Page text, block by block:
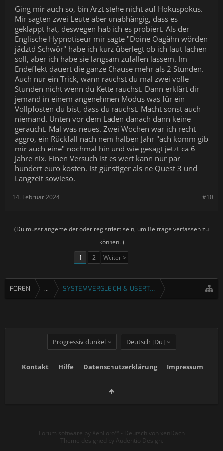
Ging mir auch so, bin Arzt stehe nicht auf Hokuspokus.
Mir sagten zwei Leute aber unabhängig, dass es
geklappt hat, deswegen hab ich es probiert. Als der
Englische Hypnotiseur mir sagte "Doine Oagähn wörden
jädztd Schwör" habe ich kurz überlegt ob ich laut lachen
soll, aber ich habe sie langsam zufallen lassem. Im
Endeffekt dauert die ganze Chause mehr als 2 Stunden.
Auch nur ein Trick, wann rauchst du mal zwei volle
Stunden nicht wenn du Kette rauchst. Dann erklärt dir
jemand in einem angenehmen Modus was für ein
Vollpfosten du bist, dass du rauchst. Macht sonst auch
niemand. Unten vor dem Laden danach dann keine
geraucht. Mal was neues. Zwei Wochen war ich recht
aggro, ein Rückfall nach nem halben Jahr "ach komm gib
mir auch eine" nochmal hin und wie gesagt jetzt ca 6
Jahre nix. Einen Versuch ist es wert kann nur par
hundert euro kosten. Ist günstiger als ne Quest 3 und
Langzeit sowieso.
#10
14. Februar 2024
(Du musst angemeldet oder registriert sein, um Beiträge verfassen zu
können. )
1
2 Weiter >
FOREN ... SYSTEMVERGLEICH & USERTESTS
Progressiv dunkel Deutsch [Du]
Kontakt Hilfe Datenschutzerklärung Impressum
Forum software by XenForo™ - Deutsch von xenDach
Theme designed by Audentio Design.